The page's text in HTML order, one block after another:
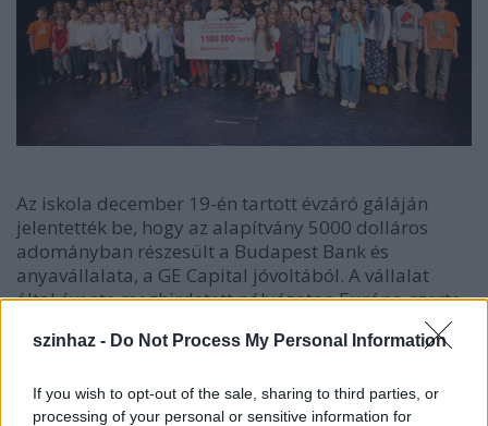
szinhaz - Do Not Process My Personal Information
If you wish to opt-out of the sale, sharing to third parties, or
processing of your personal or sensitive information for
Az iskola december 19-én tartott évzáró gáláján
jelentették be, hogy az alapítvány 5000 dolláros
adományban részesült a Budapest Bank és
anyavállalata, a GE Capital jóvoltából. A vállalat
által évente meghirdetett pályázaton Európa-szerte
karitatív, közösségi célokért dolgozó alapítványok,
szervezetek kaphatnak pénzadományt. A
keretében a GE Capital leányvállalatainak
munkatársai jelölik támogatásra azokat az